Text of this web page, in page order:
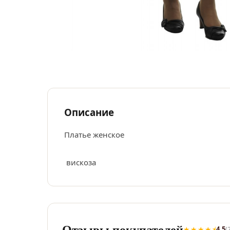
Описание
Платье женское
вискоза